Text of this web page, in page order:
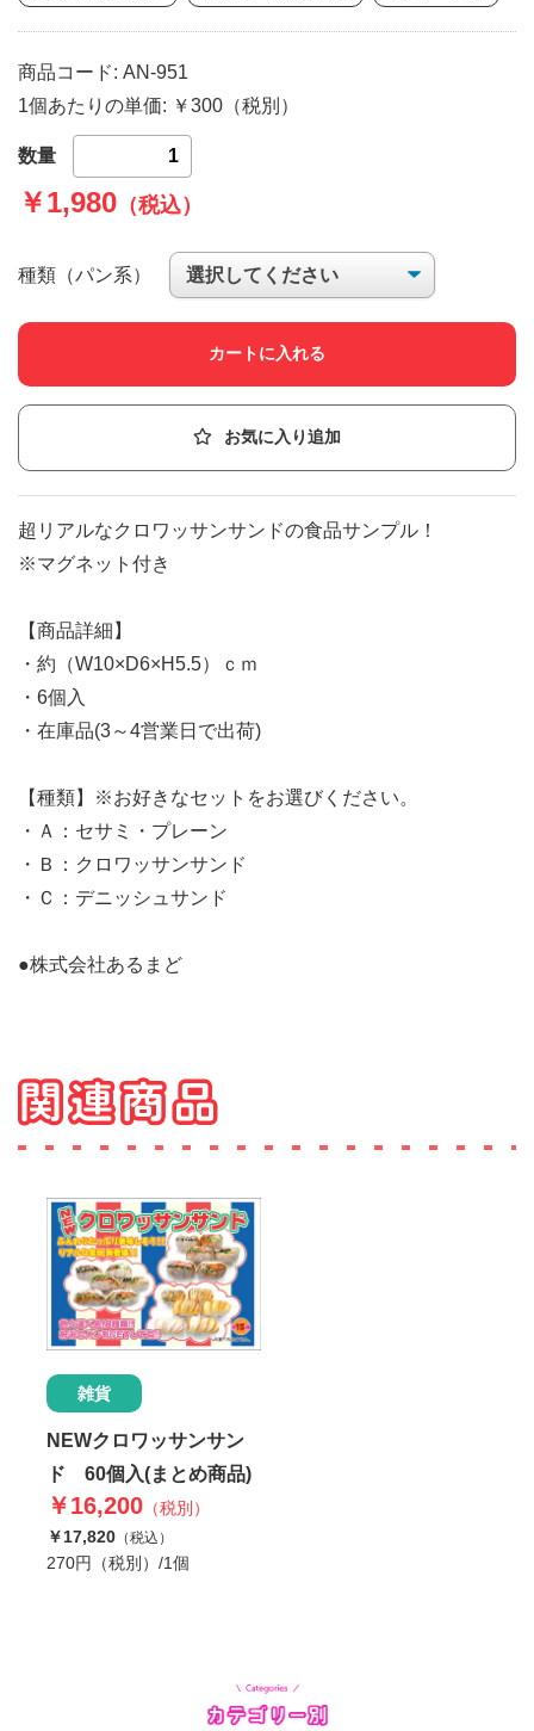
商品コード: AN-951
1個あたりの単価: ￥300（税別）
数量
￥1,980 （税込）
種類（パン系）
カートに入れる
お気に入り追加
超リアルなクロワッサンサンドの食品サンプル！
※マグネット付き
【商品詳細】
・約（W10×D6×H5.5）ｃｍ
・6個入
・在庫品(3～4営業日で出荷)
【種類】※お好きなセットをお選びください。
・Ａ：セサミ・プレーン
・Ｂ：クロワッサンサンド
・Ｃ：デニッシュサンド
●株式会社あるまど
雑貨
NEWクロワッサンサン
ド 60個入(まとめ商品)
￥16,200 （税別）
￥17,820 （税込）
270円（税別）/1個